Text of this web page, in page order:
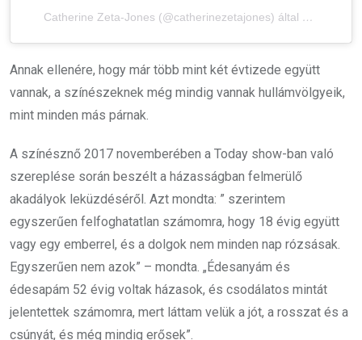
Catherine Zeta-Jones (@catherinezetajones) által megosztott bejegyzés
Annak ellenére, hogy már több mint két évtizede együtt
vannak, a színészeknek még mindig vannak hullámvölgyeik,
mint minden más párnak.
A színésznő 2017 novemberében a Today show-ban való
szereplése során beszélt a házasságban felmerülő
akadályok leküzdéséről. Azt mondta: ” szerintem
egyszerűen felfoghatatlan számomra, hogy 18 évig együtt
vagy egy emberrel, és a dolgok nem minden nap rózsásak.
Egyszerűen nem azok” – mondta. „Édesanyám és
édesapám 52 évig voltak házasok, és csodálatos mintát
jelentettek számomra, mert láttam velük a jót, a rosszat és a
csúnyát, és még mindig erősek”.